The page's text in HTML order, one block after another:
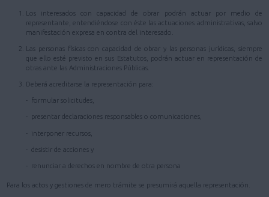
Los interesados con capacidad de obrar podrán actuar por medio de
representante, entendiéndose con éste las actuaciones administrativas, salvo
manifestación expresa en contra del interesado.
Las personas físicas con capacidad de obrar y las personas jurídicas, siempre
que ello esté previsto en sus Estatutos, podrán actuar en representación de
otras ante las Administraciones Públicas.
Deberá acreditarse la representación para:
- formular solicitudes,
- presentar declaraciones responsables o comunicaciones,
- interponer recursos,
- desistir de acciones y
- renunciar a derechos en nombre de otra persona
Para los actos y gestiones de mero trámite se presumirá aquella representación.